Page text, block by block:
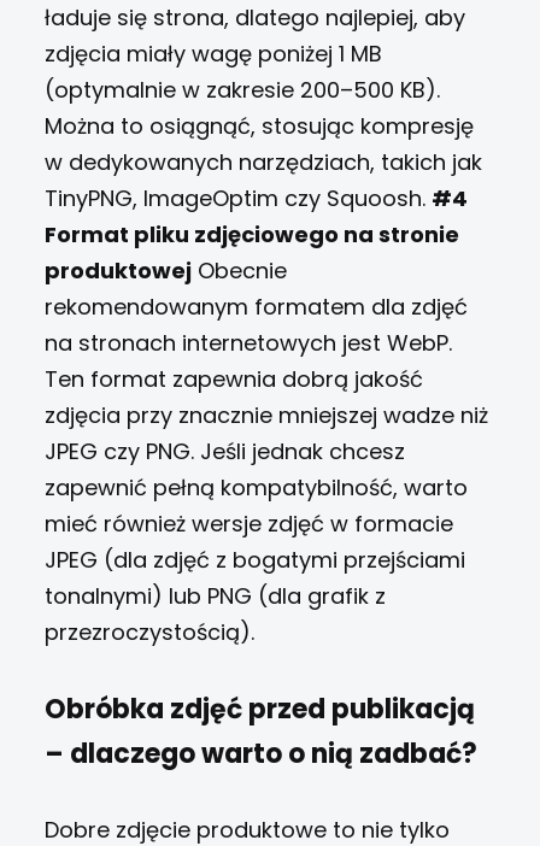
ładuje się strona, dlatego najlepiej, aby
zdjęcia miały wagę poniżej 1 MB
(optymalnie w zakresie 200–500 KB).
Można to osiągnąć, stosując kompresję
w dedykowanych narzędziach, takich jak
TinyPNG, ImageOptim czy Squoosh. #4
Format pliku zdjęciowego na stronie
produktowej Obecnie
rekomendowanym formatem dla zdjęć
na stronach internetowych jest WebP.
Ten format zapewnia dobrą jakość
zdjęcia przy znacznie mniejszej wadze niż
JPEG czy PNG. Jeśli jednak chcesz
zapewnić pełną kompatybilność, warto
mieć również wersje zdjęć w formacie
JPEG (dla zdjęć z bogatymi przejściami
tonalnymi) lub PNG (dla grafik z
przezroczystością).
Obróbka zdjęć przed publikacją
– dlaczego warto o nią zadbać?
Dobre zdjęcie produktowe to nie tylko